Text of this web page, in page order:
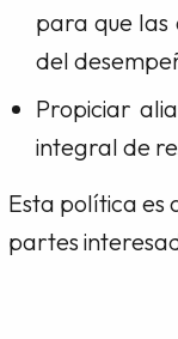
para que las
del
Propiciar
integral de
Esta política es
partes